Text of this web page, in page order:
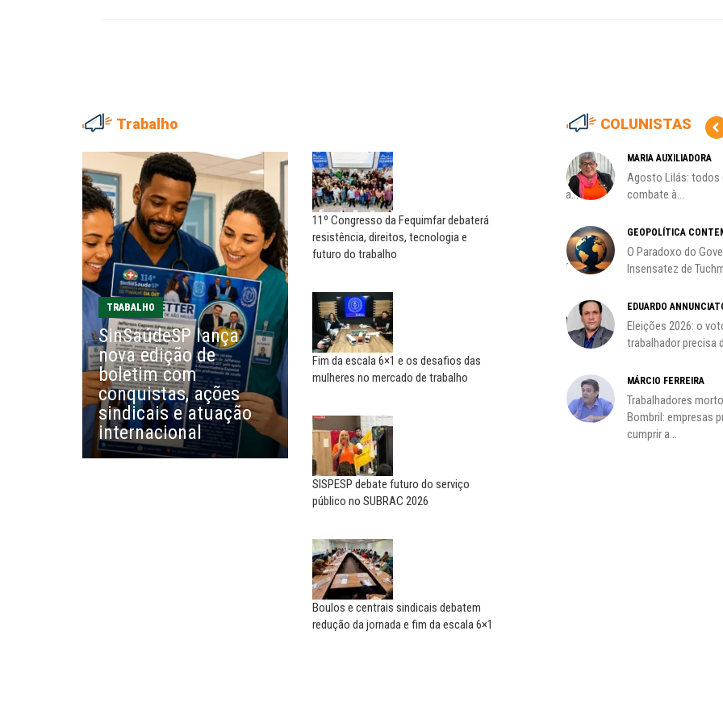
Trabalho
TRABALHO
SinSaúdeSP lança
nova edição de
boletim com
conquistas, ações
sindicais e atuação
internacional
11º Congresso da Fequimfar debaterá
resistência, direitos, tecnologia e
futuro do trabalho
Fim da escala 6×1 e os desafios das
mulheres no mercado de trabalho
SISPESP debate futuro do serviço
público no SUBRAC 2026
Boulos e centrais sindicais debatem
redução da jornada e fim da escala 6×1
COLUNISTAS
MÁRCIA CALDAS
Pressão pelo fim da 6×1
continua no recesso...
CLEMENTE GANZ LÚCIO
O que os trabalhadores
pensam sobre
desenvolvimento; por...
REFLEXÕES EM SÉRIE
Lockerbie e o atentado ao voo
Pan Am...
ALEX SARATT
​O VAR dos Eduardos
impacto do salário mínimo na...
JOÃO GUILHERME VARGAS
NETTO
Candidatos a deputados; por
SERGIO LUIZ LEITE (SERGINHO)
responsabilidade de todos
MARIA AUXILIADORA
Agosto Lilás: todos
combate à...
GEOPOLÍTICA
O Paradoxo do
Insensatez de
EDUARDO
Eleições 2026: o
trabalhador precisa
MÁRCIO FERREIRA
Trabalhadores
Bombril: empresas
cumprir a...